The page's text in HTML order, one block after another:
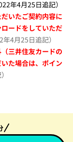
年4月25日追記）
いたご契約内容に
ードをしていただ
年4月25日追記）
三井住友カードの
た場合は、ポイン